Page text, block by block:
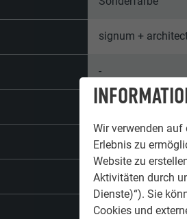
Wir verwenden auf
Erlebnis zu
Website zu
Aktivitäten durch
Dienste)“). Sie
Cookies und
signum +
-
Belgien
Oostende
Öffentliche
© PREFA | Croce